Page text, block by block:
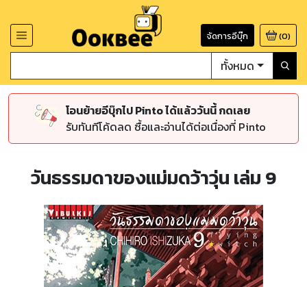
จัดการอีบุ๊ก (0)
ทั้งหมด
โอนย้ายอีบุ๊กไป Pinto ได้แล้ววันนี้ กดเลย
รับทันทีโค้ดลด ซื้อและอ่านได้ต่อเนื่องที่ Pinto
วันธรรมดาของแม่มดว้าวุ่น เล่ม 9